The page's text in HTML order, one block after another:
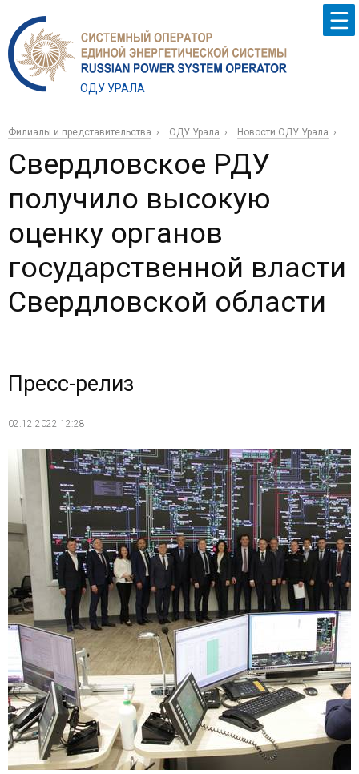
ОДУ УРАЛА
Филиалы и представительства ОДУ Урала Новости ОДУ Урала
Свердловское РДУ
получило высокую
оценку органов
государственной власти
Свердловской области
Пресс-релиз
02.12.2022 12:28